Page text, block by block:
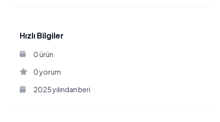
Hızlı Bilgiler
0 ürün
0 yorum
2025 yılından beri